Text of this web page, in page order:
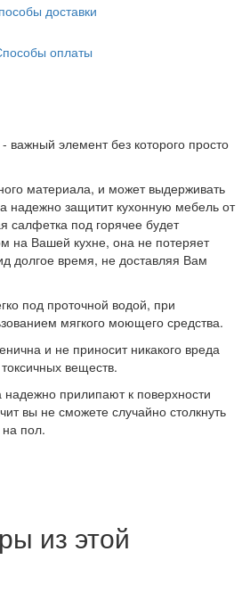
доставки
оплаты
важный элемент без которого просто
материала, и может выдерживать
надежно защитит кухонную мебель от
салфетка под горячее будет
на Вашей кухне, она не потеряет
долгое время, не доставляя Вам
под проточной водой, при
мягкого моющего средства.
и не приносит никакого вреда
веществ.
прилипают к поверхности
вы не сможете случайно столкнуть
пол.
из этой